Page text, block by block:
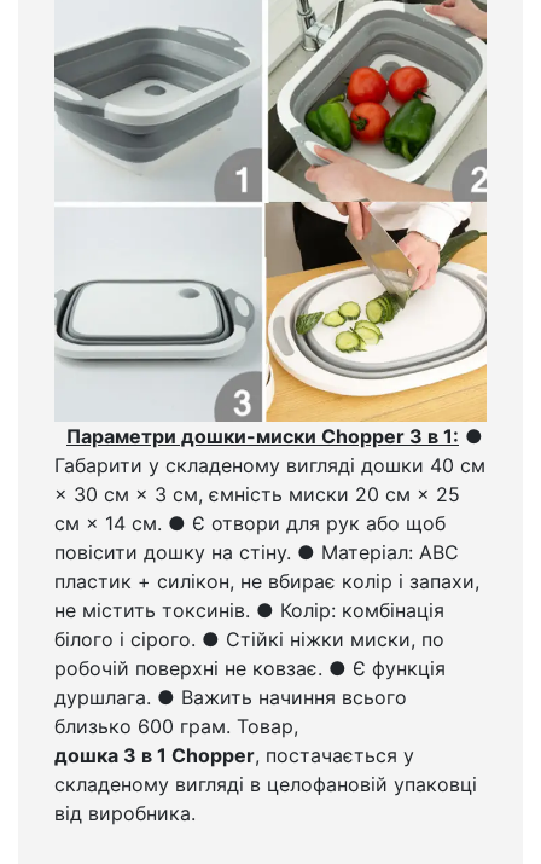
Параметри дошки-миски Chopper 3 в 1: ●
Габарити у складеному вигляді дошки 40 см
× 30 см × 3 см, ємність миски 20 см × 25
см × 14 см. ● Є отвори для рук або щоб
повісити дошку на стіну. ● Матеріал: АВС
пластик + силікон, не вбирає колір і запахи,
не містить токсинів. ● Колір: комбінація
білого і сірого. ● Стійкі ніжки миски, по
робочій поверхні не ковзає. ● Є функція
дуршлага. ● Важить начиння всього
близько 600 грам. Товар,
дошка 3 в 1 Chopper, постачається у
складеному вигляді в целофановій упаковці
від виробника.